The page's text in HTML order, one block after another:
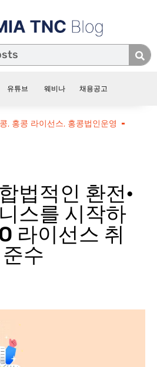
유튜브 웨비나 채용공고
, 홍콩 라이선스, 홍콩법인운영
법적인 환전·
스를 시작하
라이선스 취
수